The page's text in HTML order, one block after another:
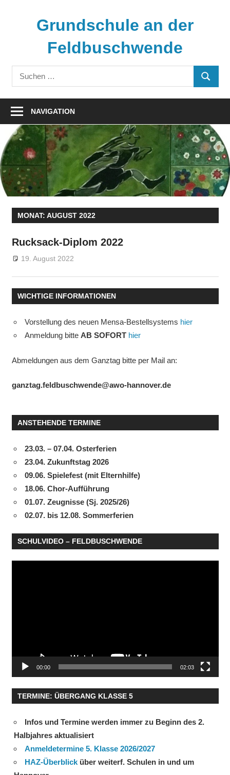
Grundschule an der
Feldbuschwende
Suchen
nach:
SUCHEN
NAVIGATION
MONAT: AUGUST 2022
Rucksack-Diplom 2022
19. August 2022
WICHTIGE INFORMATIONEN
Vorstellung des neuen Mensa-Bestellsystems hier
Anmeldung bitte AB SOFORT hier
Abmeldungen aus dem Ganztag bitte per Mail an:
ganztag.feldbuschwende@awo-hannover.de
ANSTEHENDE TERMINE
23.03. – 07.04. Osterferien
23.04. Zukunftstag 2026
09.06. Spielefest (mit Elternhilfe)
18.06. Chor-Aufführung
01.07. Zeugnisse (Sj. 2025/26)
02.07. bis 12.08. Sommerferien
SCHULVIDEO – FELDBUSCHWENDE
00:00 02:03
TERMINE: ÜBERGANG KLASSE 5
Infos und Termine werden immer zu Beginn des 2.
Halbjahres aktualisiert
Anmeldetermine 5. Klasse 2026/2027
HAZ-Überblick über weiterf. Schulen in und um